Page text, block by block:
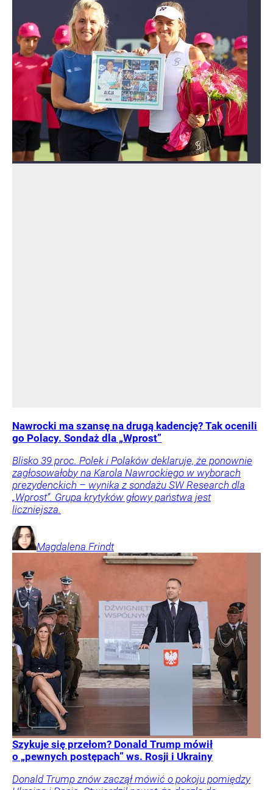
Nawrocki ma szansę na drugą kadencję? Tak ocenili
go Polacy. Sondaż dla „Wprost”
Blisko 39 proc. Polek i Polaków deklaruje, że ponownie
zagłosowałoby na Karola Nawrockiego w wyborach
prezydenckich – wynika z sondażu SW Research dla
„Wprost”. Grupa krytyków głowy państwa jest
liczniejsza.
Magdalena Frindt
Szykuje się przełom? Donald Trump mówił
o „pewnych postępach” ws. Rosji i Ukrainy
Donald Trump znów zaczął mówić o pokoju pomiędzy